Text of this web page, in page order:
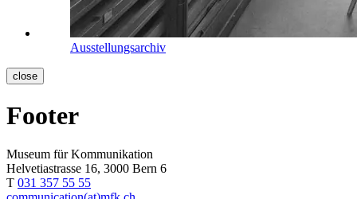
Ausstellungsarchiv
close
Footer
Museum für Kommunikation
Helvetiastrasse 16, 3000 Bern 6
T 031 357 55 55